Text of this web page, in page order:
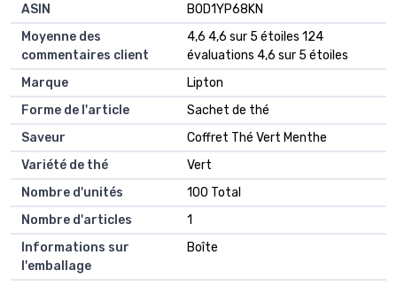
ASIN
B0D1YP68KN
Moyenne des
commentaires client
4,6 4,6 sur 5 étoiles 124
évaluations 4,6 sur 5 étoiles
Marque
Lipton
Forme de l'article
Sachet de thé
Saveur
Coffret Thé Vert Menthe
Variété de thé
Vert
Nombre d'unités
100 Total
Nombre d'articles
1
Informations sur
l'emballage
Boîte